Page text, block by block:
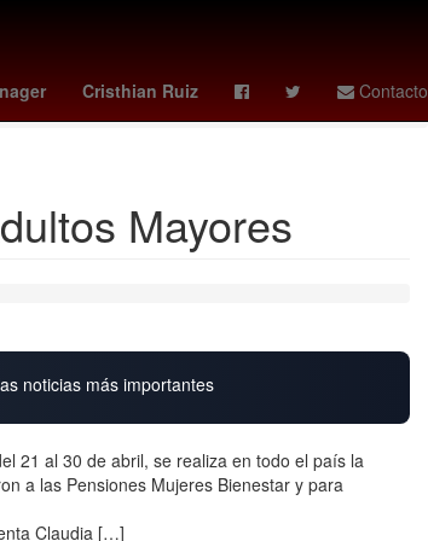
Cristhian Ruiz Contacto
- reds
vota la casa de los famosos mexico
Mayores
noticias más importantes
21 al 30 de abril, se realiza en todo el país la
a las Pensiones Mujeres Bienestar y para
Claudia […]